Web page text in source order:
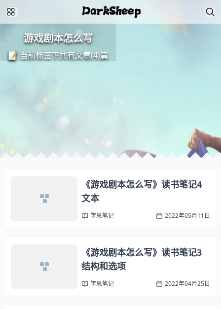
游戏剧本怎么写
📝 当前标签下共有文章(4)篇
《游戏剧本怎么写》读书笔记4
文本
学思笔记 2022年05月11日
《游戏剧本怎么写》读书笔记3
结构和选项
学思笔记 2022年04月25日